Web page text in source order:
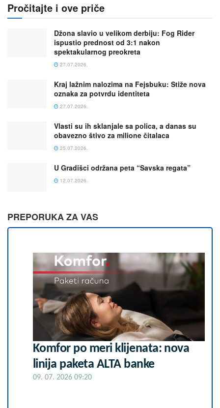
Pročitajte i ove priče
Džona slavio u velikom derbiju: Fog Rider
ispustio prednost od 3:1 nakon
spektakularnog preokreta
27.07.2026.
Kraj lažnim nalozima na Fejsbuku: Stiže nova
oznaka za potvrdu identiteta
27.07.2026.
Vlasti su ih sklanjale sa polica, a danas su
obavezno štivo za milione čitalaca
25.07.2026.
U Gradišci održana peta “Savska regata”
12.07.2026.
PREPORUKA ZA VAS
Komfor po meri klijenata: nova
linija paketa ALTA banke
09. 07. 2026 09:20